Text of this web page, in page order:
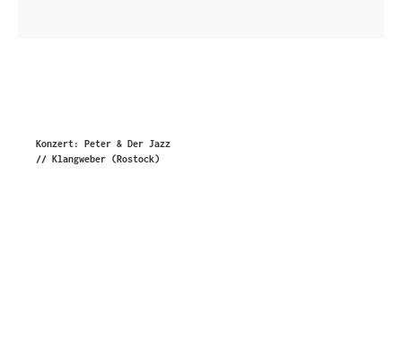
Konzert: Peter & Der Jazz
// Klangweber (Rostock)